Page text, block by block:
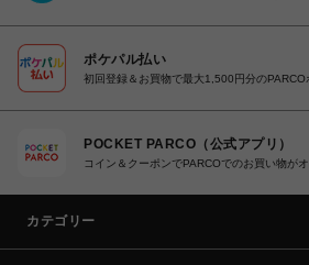
ポケパル払い
初回登録＆お買物で最大1,500円分のPARCO
POCKET PARCO（公式アプリ）
コイン＆クーポンでPARCOでのお買い物が
カテゴリー